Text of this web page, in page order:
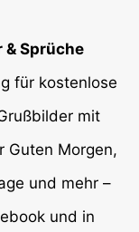
& Sprüche
für kostenlose
mit
Guten Morgen,
und mehr –
und in